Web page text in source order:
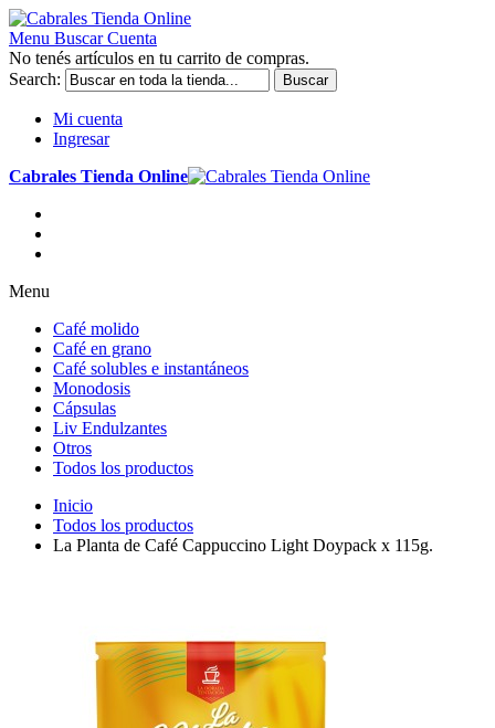
Menu Buscar Cuenta
No tenés artículos en tu carrito de compras.
Search:
Buscar
Mi cuenta
Ingresar
Cabrales Tienda Online
Menu
Café molido
Café en grano
Café solubles e instantáneos
Monodosis
Cápsulas
Liv Endulzantes
Otros
Todos los productos
Inicio
Todos los productos
La Planta de Café Cappuccino Light Doypack x 115g.